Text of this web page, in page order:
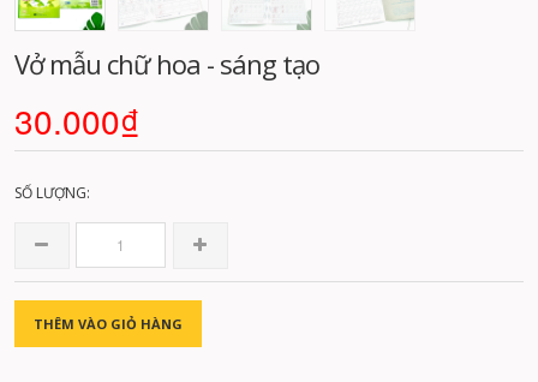
Vở mẫu chữ hoa - sáng tạo
30.000₫
SỐ LƯỢNG:
THÊM VÀO GIỎ HÀNG